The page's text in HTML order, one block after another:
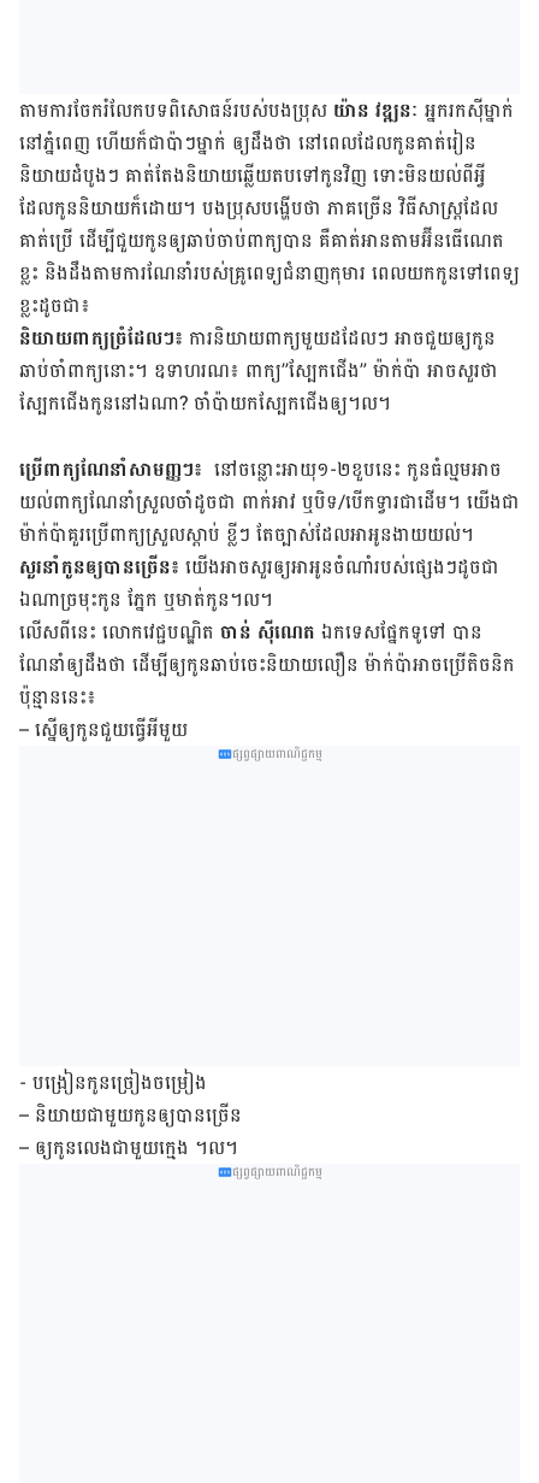
តាម​ការ​ចែក​រំលែក​បទ​ពិសោធន៍​របស់​បង​ប្រុស យ៉ាន វឌ្ឍនៈ អ្នក​រក​ស៊ី​ម្នាក់​
នៅ​ភ្នំពេញ ហើយ​ក៏​ជា​ប៉ាៗ​ម្នាក់ ឲ្យ​ដឹង​ថា នៅ​ពេល​ដែល​កូន​គាត់​រៀន​
និយាយ​ដំបូងៗ គាត់​តែង​និយាយ​ឆ្លើយ​តប​ទៅ​កូន​វិញ ទោះ​មិន​យល់​ពី​អ្វី​
ដែល​កូន​និយាយ​ក៏​ដោយ។ បង​ប្រុស​បង្ហើប​ថា ភាគ​ច្រើន វិធីសាស្ត្រ​ដែល​
គាត់​ប្រើ ដើម្បី​ជួយ​កូន​ឲ្យ​ឆាប់​ចាប់​ពាក្យ​បាន គឺ​គាត់​អាន​តាម​អ៊ីនធើណេត​
ខ្លះ និង​ដឹង​តាម​ការ​ណែនាំ​របស់​គ្រូពេទ្យ​ជំនាញ​កុមារ ពេល​យក​កូន​ទៅ​ពេទ្យ​
ខ្លះ​ដូច​ជា៖
និយាយ​ពាក្យ​ច្រំដែលៗ៖ ការ​និយាយ​ពាក្យ​មួយ​ដដែល​ៗ អាច​ជួយ​ឲ្យ​កូន​
ឆាប់​ចាំ​ពាក្យ​នោះ។ ឧទាហរណ៖ ពាក្យ”ស្បែក​ជើង” ម៉ាក់​ប៉ា អាច​សួរ​ថា
ស្បែក​ជើង​កូន​នៅ​ឯណា? ចាំ​ប៉ាយក​ស្បែក​ជើង​ឲ្យ។ល។
ប្រើ​ពាក្យ​ណែនាំ​សាមញ្ញ​ៗ៖ នៅ​ចន្លោះ​អាយុ​១-២ខួប​នេះ កូន​ធំ​ល្មម​អាច​
យល់​ពាក្យ​ណែនាំ​ស្រួល​ចាំ​ដូច​ជា ពាក់​អាវ ឬ​បិទ/បើក​ទ្វារ​ជាដើម។ យើង​ជា​
ម៉ាក់​ប៉ា​គួរ​ប្រើ​ពាក្យ​ស្រួល​ស្ដាប់ ខ្លីៗ តែ​ច្បាស់​ដែល​អា​អូន​ងាយ​យល់។
សួរ​នាំ​កូន​ឲ្យ​បាន​ច្រើន៖ យើង​អាច​សួរ​ឲ្យ​អា​អូន​ចំណាំ​របស់​ផ្សេងៗ​ដូច​ជា
ឯណា​ច្រមុះ​កូន ភ្នែក ឬ​មាត់​កូន​។ល។
លើស​ពី​នេះ លោក​វេជ្ជបណ្ឌិត ចាន់ ស៊ីណេត ឯក​ទេស​ផ្នែក​ទូទៅ បាន​
ណែនាំ​ឲ្យ​ដឹង​ថា ដើម្បី​ឲ្យ​កូន​ឆាប់​ចេះ​និយាយ​លឿន ម៉ាក់​ប៉ា​អាច​ប្រើ​តិចនិក​
ប៉ុន្មាន​នេះ​៖
– ស្នើ​ឲ្យ​កូន​ជួយ​ធ្វើ​អី​មួយ
ផ្សព្វផ្សាយពាណិជ្ជកម្ម
-​ បង្រៀន​កូន​ច្រៀង​ចម្រៀង
– និយាយ​ជាមួយ​កូន​ឲ្យ​បាន​ច្រើន
– ឲ្យ​កូន​លេង​ជាមួយ​ក្មេង ។ល។
ផ្សព្វផ្សាយពាណិជ្ជកម្ម